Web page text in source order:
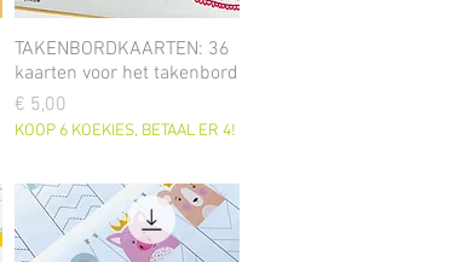
TAKENBORDKAARTEN: 36
kaarten voor het takenbord
Prijs
€ 5,00
KOOP 6 KOEKIES, BETAAL ER 4!